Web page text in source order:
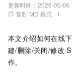
更新时间： 2026-05-06
复制 MD 格式
本文介绍如何在线
建/删除/关闭/修改
作。